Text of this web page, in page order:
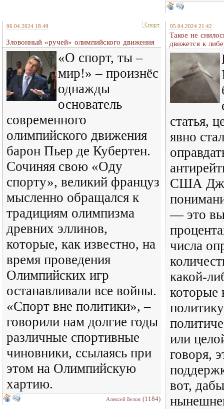
06.04.2024 18:49 Спорт
Зловонный «ручей» олимпийского движения
«О спорт, ты –
мир!» – произнёс
однажды
основатель
современного
олимпийского движения
барон Пьер де Кубертен.
Сочиняя свою «Оду
спорту», великий француз
мысленно обращался к
традициям олимпизма
древних эллинов,
которые, как известно, на
время проведения
Олимпийских игр
останавливали все войны.
«Спорт вне политики», –
говорили нам долгие годы
различные спортивные
чиновники, ссылаясь при
этом на Олимпийскую
хартию.
Алексей Белов (1184)
05.04.2024 21:42
Такое не
движется к
статья,
явно
США
— это
числа
какой-
которые
или
говоря,
вот,